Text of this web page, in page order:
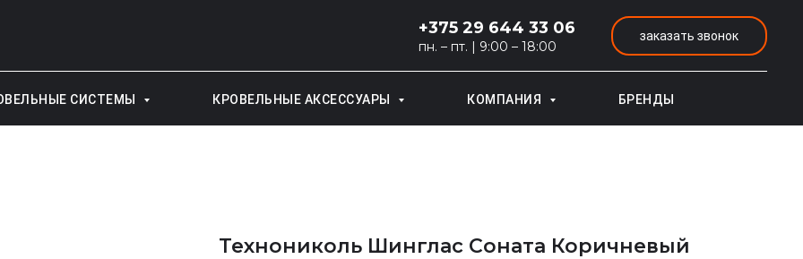
+375 29 644 33 06
пн. – пт. | 9:00 – 18:00
заказать звонок
СИСТЕМЫ КРОВЕЛЬНЫЕ АКСЕССУАРЫ КОМПАНИЯ БРЕНДЫ
Технониколь Шинглас Соната Коричневый